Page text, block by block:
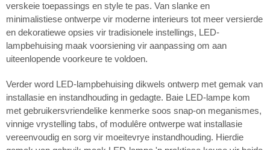
verskeie toepassings en style te pas. Van slanke en
minimalistiese ontwerpe vir moderne interieurs tot meer versierde
en dekoratiewe opsies vir tradisionele instellings, LED-
lampbehuising maak voorsiening vir aanpassing om aan
uiteenlopende voorkeure te voldoen.
Verder word LED-lampbehuising dikwels ontwerp met gemak van
installasie en instandhouding in gedagte. Baie LED-lampe kom
met gebruikersvriendelike kenmerke soos snap-on meganismes,
vinnige vrystelling tabs, of modulêre ontwerpe wat installasie
vereenvoudig en sorg vir moeitevrye instandhouding. Hierdie